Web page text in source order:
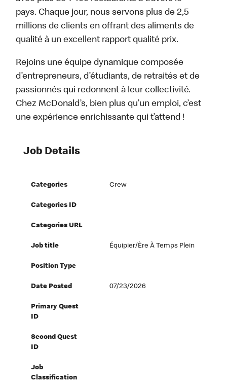
pays. Chaque jour, nous servons plus de 2,5
millions de clients en offrant des aliments de
qualité à un excellent rapport qualité prix.
Rejoins une équipe dynamique composée
d’entrepreneurs, d’étudiants, de retraités et de
passionnés qui redonnent à leur collectivité.
Chez McDonald’s, bien plus qu’un emploi, c’est
une expérience enrichissante qui t’attend !
Job Details
Categories Crew
Categories ID
Categories URL
Job title Équipier/ère À Temps Plein
Position Type
Date Posted 07/23/2026
Primary Quest
ID
Second Quest
ID
Job
Classification